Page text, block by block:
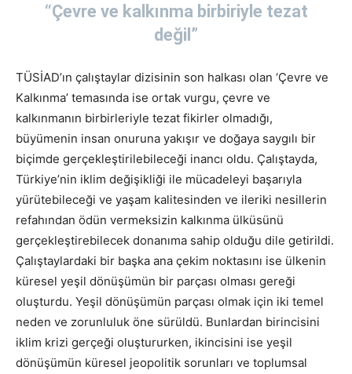
“Çevre ve kalkınma birbiriyle tezat
değil”
TÜSİAD’ın çalıştaylar dizisinin son halkası olan ‘Çevre ve
Kalkınma’ temasında ise ortak vurgu, çevre ve
kalkınmanın birbirleriyle tezat fikirler olmadığı,
büyümenin insan onuruna yakışır ve doğaya saygılı bir
biçimde gerçekleştirilebileceği inancı oldu. Çalıştayda,
Türkiye’nin iklim değişikliği ile mücadeleyi başarıyla
yürütebileceği ve yaşam kalitesinden ve ileriki nesillerin
refahından ödün vermeksizin kalkınma ülküsünü
gerçekleştirebilecek donanıma sahip olduğu dile getirildi.
Çalıştaylardaki bir başka ana çekim noktasını ise ülkenin
küresel yeşil dönüşümün bir parçası olması gereği
oluşturdu. Yeşil dönüşümün parçası olmak için iki temel
neden ve zorunluluk öne sürüldü. Bunlardan birincisini
iklim krizi gerçeği oluştururken, ikincisini ise yeşil
dönüşümün küresel jeopolitik sorunları ve toplumsal